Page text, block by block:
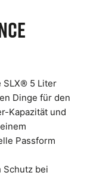
SLX® 5 Liter
Dinge für den
Kapazität und
Passform
Schutz bei